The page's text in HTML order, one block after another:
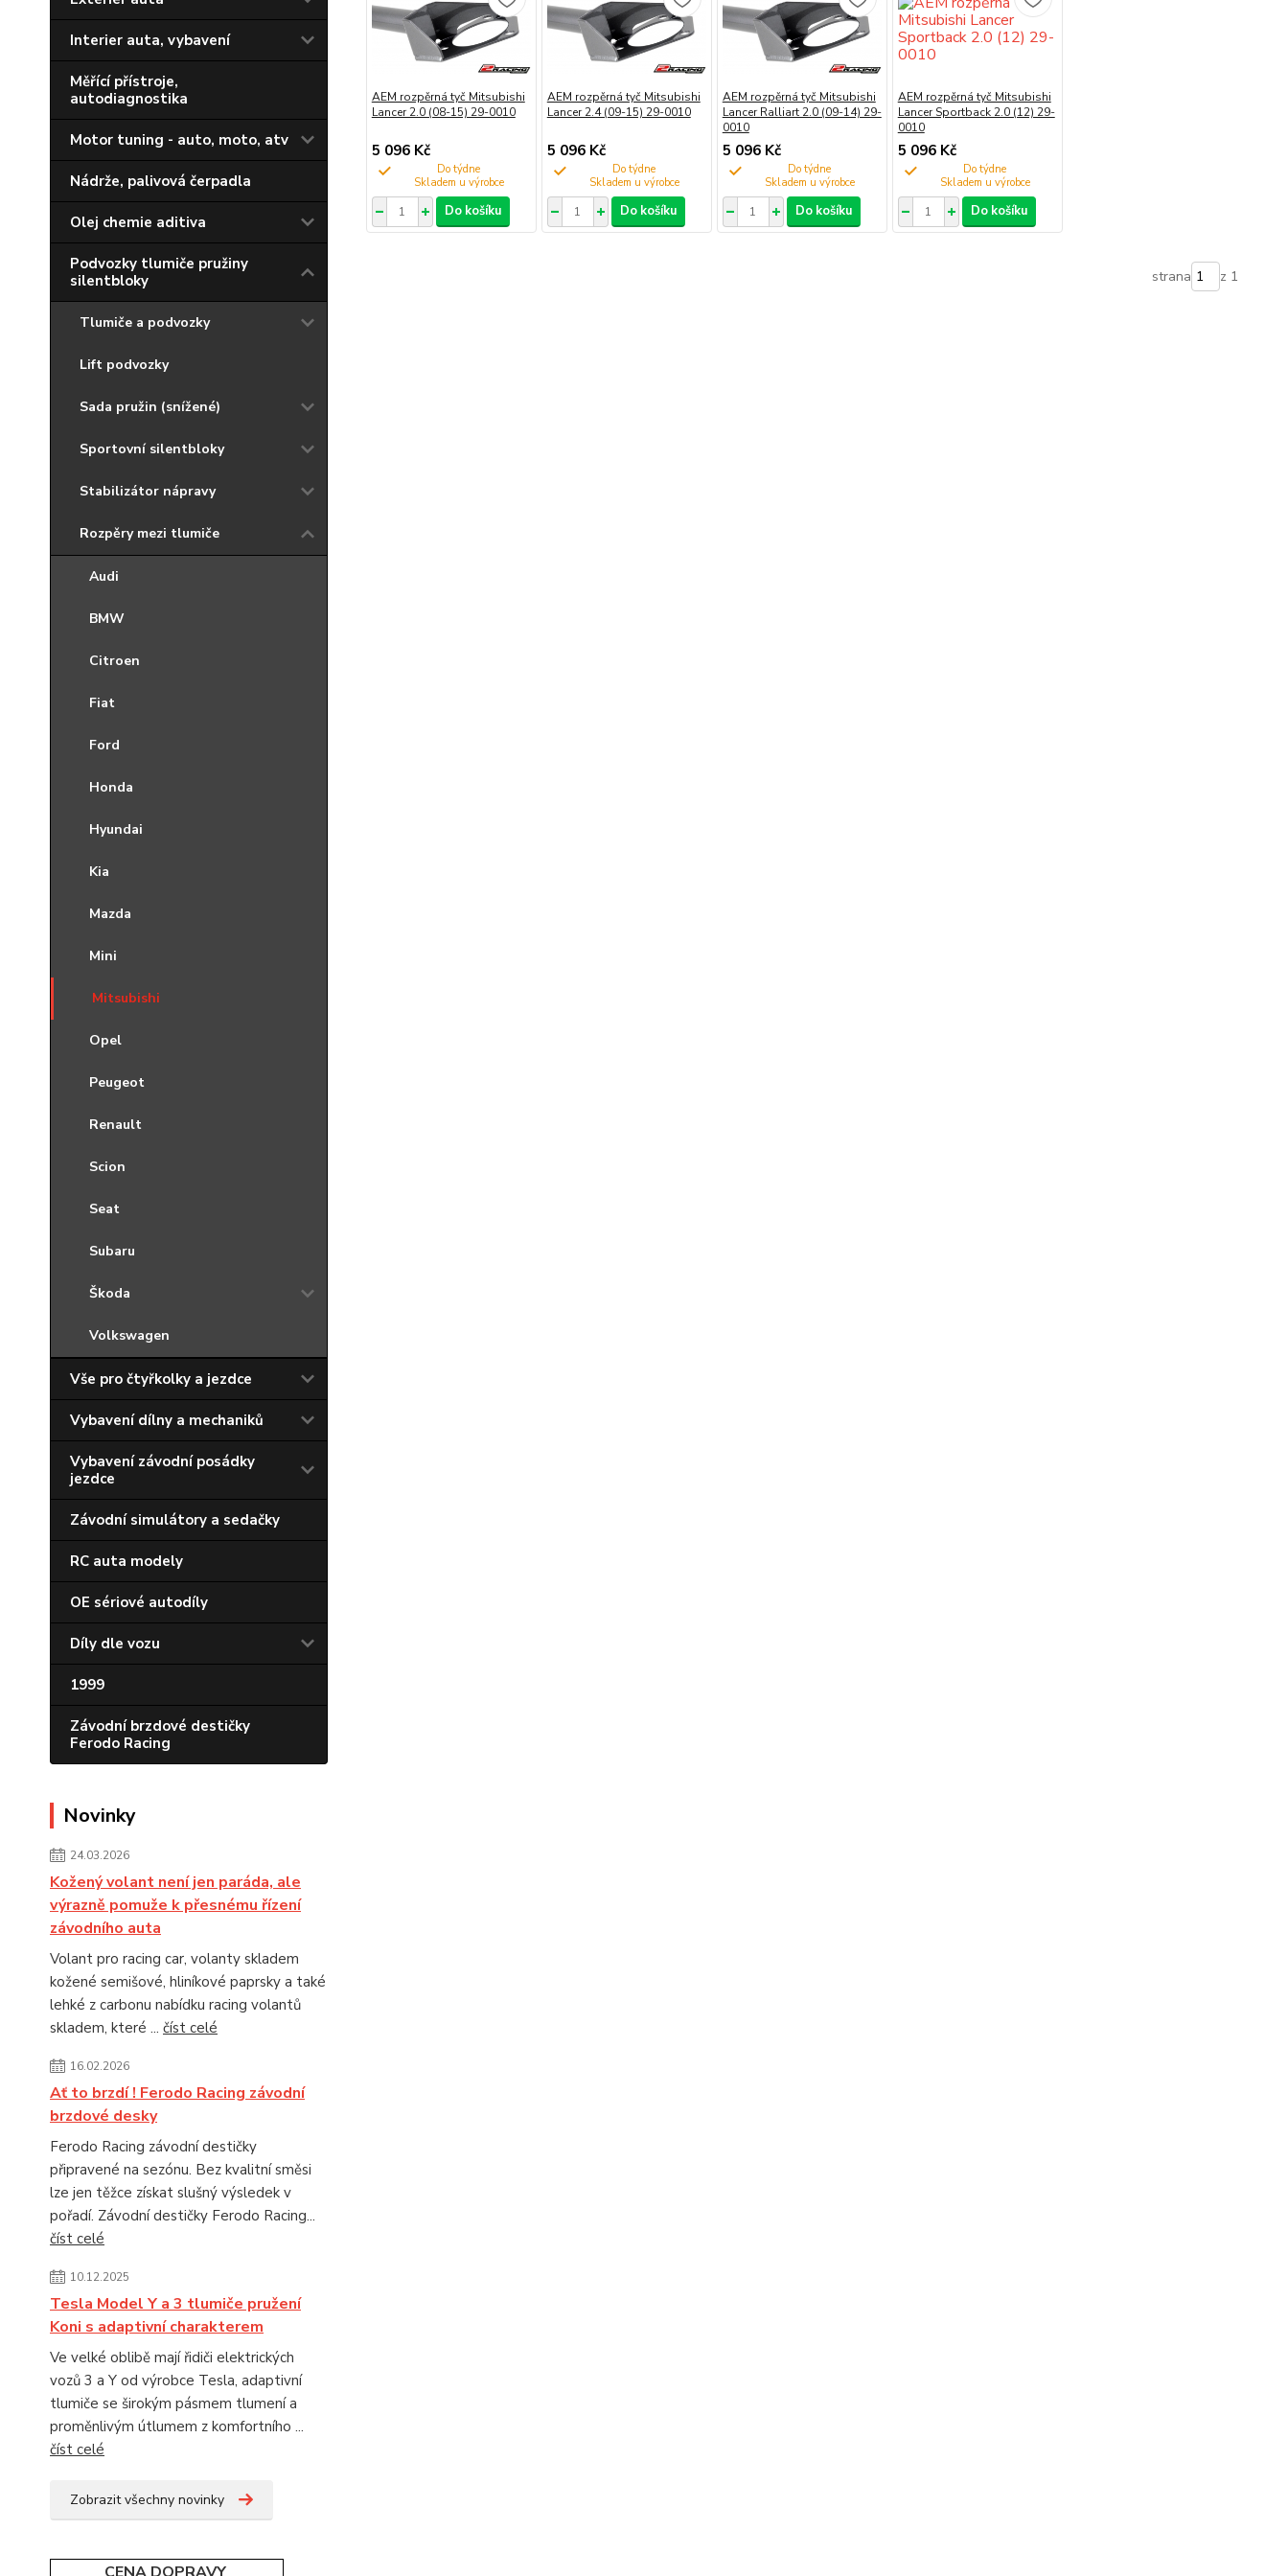
Interier auta, vybavení
Měřící přístroje,
autodiagnostika
Motor tuning - auto, moto, atv
Nádrže, palivová čerpadla
Olej chemie aditiva
Podvozky tlumiče pružiny
silentbloky
Tlumiče a podvozky
Lift podvozky
Sada pružin (snížené)
Sportovní silentbloky
Stabilizátor nápravy
Rozpěry mezi tlumiče
Audi
BMW
Citroen
Fiat
Ford
Honda
Hyundai
Kia
Mazda
Mini
Mitsubishi
Opel
Peugeot
Renault
Scion
Seat
Subaru
Škoda
Volkswagen
Vše pro čtyřkolky a jezdce
Vybavení dílny a mechaniků
Vybavení závodní posádky
jezdce
Závodní simulátory a sedačky
RC auta modely
OE sériové autodíly
Díly dle vozu
1999
Závodní brzdové destičky
Ferodo Racing
Novinky
24.03.2026
Kožený volant není jen paráda, ale
výrazně pomuže k přesnému řízení
závodního auta
Volant pro racing car, volanty skladem
kožené semišové, hliníkové paprsky a také
lehké z carbonu nabídku racing volantů
skladem, které ... číst celé
16.02.2026
Ať to brzdí ! Ferodo Racing závodní
brzdové desky
Ferodo Racing závodní destičky
připravené na sezónu. Bez kvalitní směsi
lze jen těžce získat slušný výsledek v
pořadí. Závodní destičky Ferodo Racing...
číst celé
10.12.2025
Tesla Model Y a 3 tlumiče pružení
Koni s adaptivní charakterem
Ve velké oblibě mají řidiči elektrických
vozů 3 a Y od výrobce Tesla, adaptivní
tlumiče se širokým pásmem tlumení a
proměnlivým útlumem z komfortního ...
číst celé
Zobrazit všechny novinky
CENA DOPRAVY
AEM rozpěrná tyč Mitsubishi
Lancer 2.0 (08-15) 29-0010
5 096 Kč
Do týdne
Do košíku
AEM rozpěrná tyč Mitsubishi
Lancer 2.4 (09-15) 29-0010
5 096 Kč
Do týdne
Do košíku
AEM rozpěrná tyč Mitsubishi
Lancer Ralliart 2.0 (09-14) 29-
0010
5 096 Kč
Do týdne
Do košíku
AEM rozpěrná tyč Mitsubishi
Lancer Sportback 2.0 (12) 29-
0010
5 096 Kč
Do týdne
Do košíku
strana z 1